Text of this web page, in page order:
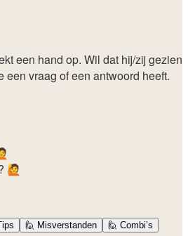
een hand op. Wil dat hij/zij gezien
een vraag of een antwoord heeft.
🙋
🙋 Misverstanden 🙋 Combi’s